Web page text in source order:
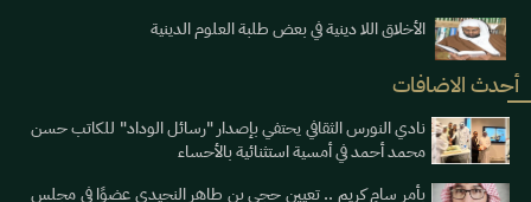
الأخلاق اللا دينية في بعض طلبة العلوم الدينية
أحدث الاضافات
نادي النورس الثقافي يحتفي بإصدار "رسائل الوداد" للكاتب حسن
محمد أحمد في أمسية استثنائية بالأحساء
بأمر سامٍ كريم .. تعيين حجي بن طاهر النجيدي عضوًا في مجلس